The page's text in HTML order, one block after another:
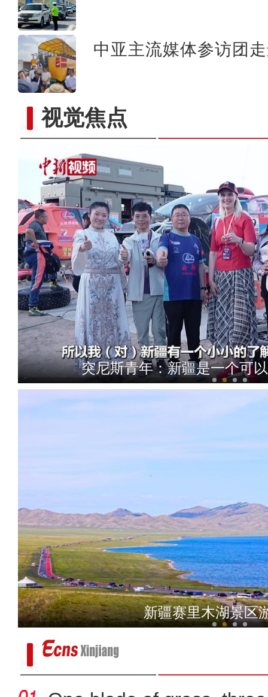
中亚主流媒体参访团
视觉焦点
2026中国环塔国际拉力赛收车 外籍
突尼斯青年：新疆是一个可
新疆库车：独库公路恢复
新疆赛里木湖景区